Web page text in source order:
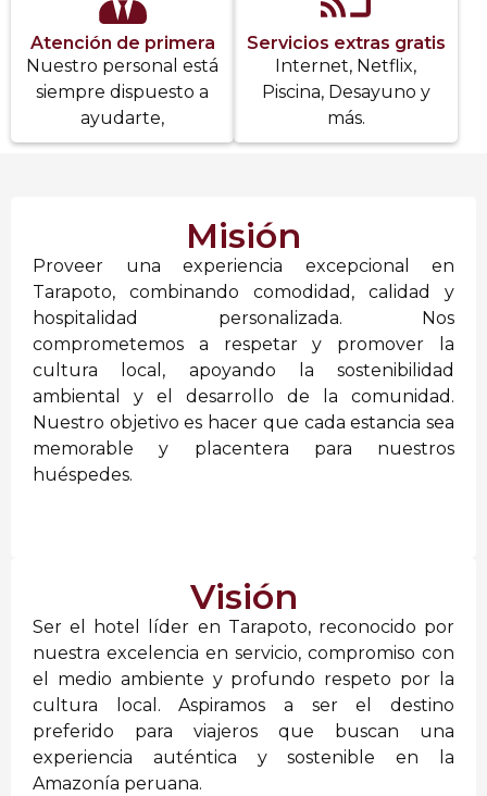
Atención de primera
Nuestro personal está
siempre dispuesto a
ayudarte,
Servicios extras gratis
Internet, Netflix,
Piscina, Desayuno y
más.
Misión
Proveer una experiencia excepcional en
Tarapoto, combinando comodidad, calidad y
hospitalidad personalizada. Nos
comprometemos a respetar y promover la
cultura local, apoyando la sostenibilidad
ambiental y el desarrollo de la comunidad.
Nuestro objetivo es hacer que cada estancia sea
memorable y placentera para nuestros
huéspedes.
Visión
Ser el hotel líder en Tarapoto, reconocido por
nuestra excelencia en servicio, compromiso con
el medio ambiente y profundo respeto por la
cultura local. Aspiramos a ser el destino
preferido para viajeros que buscan una
experiencia auténtica y sostenible en la
Amazonía peruana.